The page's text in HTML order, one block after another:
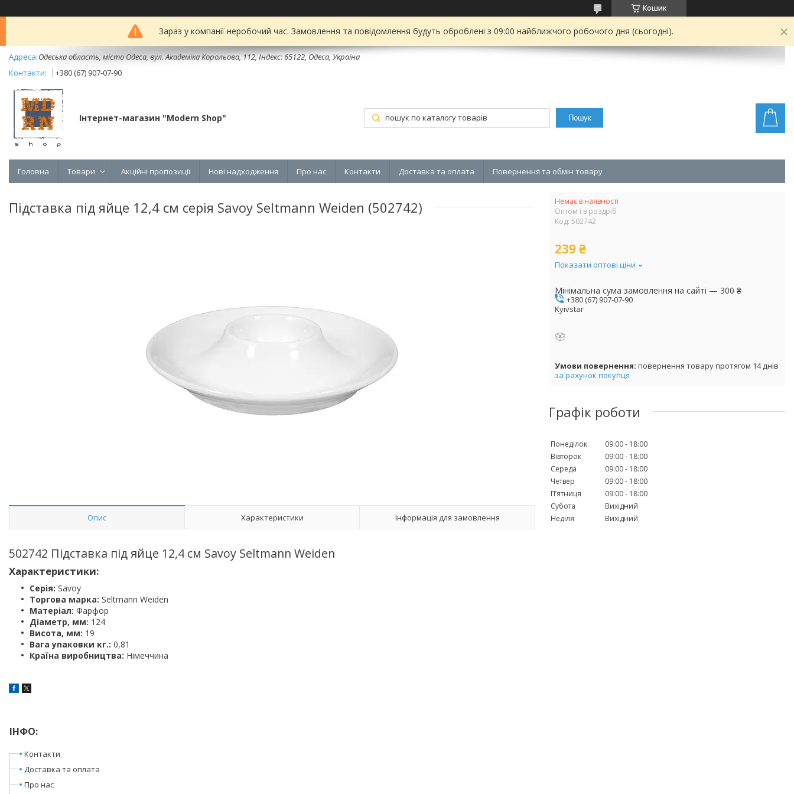
Кошик
Зараз у компанії неробочий час. Замовлення та повідомлення будуть оброблені з 09:00 найближчого робочого дня (сьогодні).
Одеська область, місто Одеса, вул. Академіка Корольова, 112, Індекс: 65122, Одеса, Україна
+380 (67) 907-07-90
Інтернет-магазин "Modern Shop" Пошук
Головна Товари Акційні пропозиції Нові надходження Про нас Контакти Доставка та оплата Повернення та обмін товару
Підставка під яйце 12,4 см серія Savoy Seltmann Weiden (502742)
Опис Характеристики Інформація для замовлення
502742 Підставка під яйце 12,4 см Savoy Seltmann Weiden
Характеристики:
Серія: Savoy
Торгова марка: Seltmann Weiden
Матеріал: Фарфор
Діаметр, мм: 124
Висота, мм: 19
Вага упаковки кг.: 0,81
Країна виробництва: Німеччина
Немає в наявності
Оптом і в роздріб
Код: 502742
239 ₴
Показати оптові ціни
Мінімальна сума замовлення на сайті — 300 ₴
+380 (67) 907-07-90
Kyivstar
повернення товару протягом 14 днів
за рахунок покупця
Графік роботи
Понеділок 09:00
18:00
Вівторок
09:00
18:00
Середа
09:00
18:00
Четвер
09:00
18:00
Пʼятниця
09:00
18:00
Субота
Вихідний
Неділя
Вихідний
ІНФО:
Контакти
Доставка та оплата
Про нас